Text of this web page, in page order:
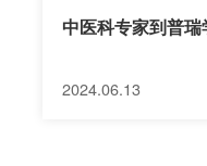
中医科专家到普
2024.06.13